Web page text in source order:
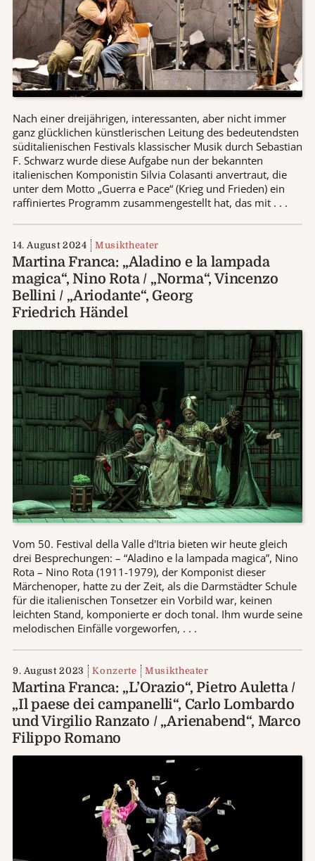
Nach einer dreijährigen, interessanten, aber nicht immer
ganz glücklichen künstlerischen Leitung des bedeutendsten
süditalienischen Festivals klassischer Musik durch Sebastian
F. Schwarz wurde diese Aufgabe nun der bekannten
italienischen Komponistin Silvia Colasanti anvertraut, die
unter dem Motto „Guerra e Pace“ (Krieg und Frieden) ein
raffiniertes Programm zusammengestellt hat, das mit . . .
14. August 2024 Musiktheater
Martina Franca: „Aladino e la lampada
magica“, Nino Rota / „Norma“, Vincenzo
Bellini / „Ariodante“, Georg
Friedrich Händel
Vom 50. Festival della Valle d'Itria bieten wir heute gleich
drei Besprechungen: – “Aladino e la lampada magica”, Nino
Rota – Nino Rota (1911-1979), der Komponist dieser
Märchenoper, hatte zu der Zeit, als die Darmstädter Schule
für die italienischen Tonsetzer ein Vorbild war, keinen
leichten Stand, komponierte er doch tonal. Ihm wurde seine
melodischen Einfälle vorgeworfen, . . .
9. August 2023 Konzerte Musiktheater
Martina Franca: „L’Orazio“, Pietro Auletta /
„Il paese dei campanelli“, Carlo Lombardo
und Virgilio Ranzato / „Arienabend“, Marco
Filippo Romano